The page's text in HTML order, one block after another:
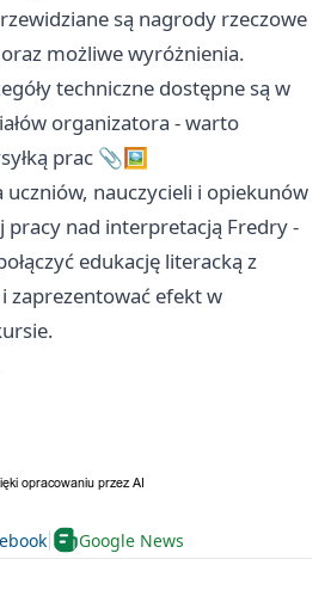
są nagrody rzeczowe
oraz możliwe wyróżnienia.
techniczne dostępne są w
organizatora - warto
prac 📎🖼️
uczniów, nauczycieli i opiekunów
pracy nad interpretacją Fredry -
edukację literacką z
zaprezentować efekt w
Google News